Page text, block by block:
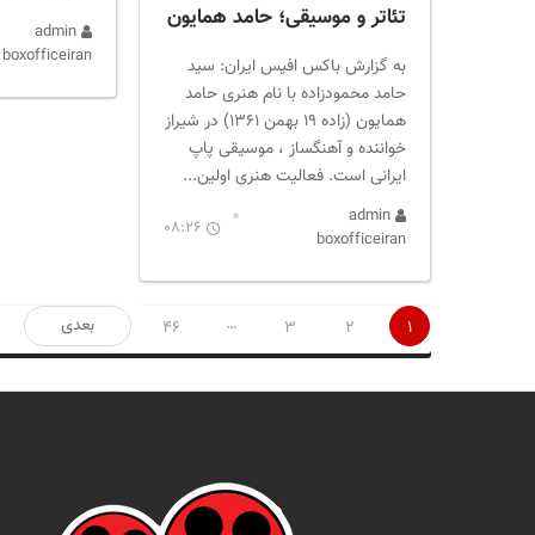
تئاتر و موسیقی؛ حامد همایون
به گزارش باکس افیس ایران: سید
حامد محمودزاده با نام هنری حامد
همایون (زاده ۱۹ بهمن ۱۳۶۱) در شیراز
خواننده و آهنگساز ، موسیقی پاپ
ایرانی است. فعالیت هنری اولین...
admin
boxofficeiran
08:26
admin
boxofficeiran
صفحه‌بندی
نوشته‌ها
1
2
3
…
46 بعدی